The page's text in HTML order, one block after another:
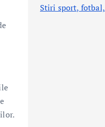
Stiri sport, fotbal,